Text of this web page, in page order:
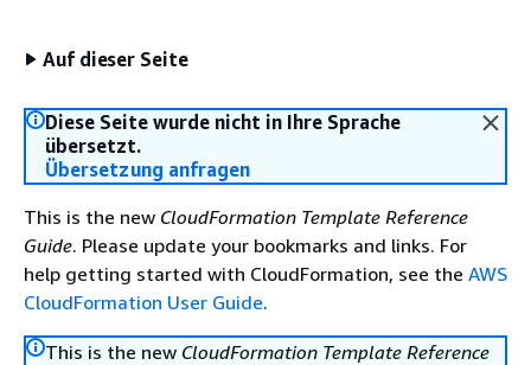
Auf dieser Seite
Diese Seite wurde nicht in Ihre Sprache
übersetzt.
Übersetzung anfragen
This is the new CloudFormation Template Reference
Guide. Please update your bookmarks and links. For
help getting started with CloudFormation, see the AWS
CloudFormation User Guide.
This is the new CloudFormation Template Reference